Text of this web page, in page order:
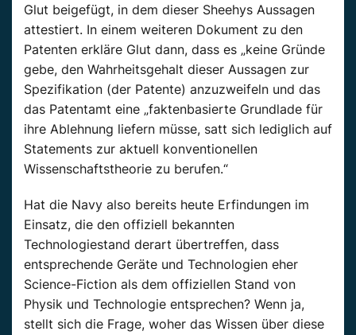
Glut beigefügt, in dem dieser Sheehys Aussagen
attestiert. In einem weiteren Dokument zu den
Patenten erkläre Glut dann, dass es „keine Gründe
gebe, den Wahrheitsgehalt dieser Aussagen zur
Spezifikation (der Patente) anzuzweifeln und das
das Patentamt eine „faktenbasierte Grundlade für
ihre Ablehnung liefern müsse, satt sich lediglich auf
Statements zur aktuell konventionellen
Wissenschaftstheorie zu berufen.“
Hat die Navy also bereits heute Erfindungen im
Einsatz, die den offiziell bekannten
Technologiestand derart übertreffen, dass
entsprechende Geräte und Technologien eher
Science-Fiction als dem offiziellen Stand von
Physik und Technologie entsprechen? Wenn ja,
stellt sich die Frage, woher das Wissen über diese